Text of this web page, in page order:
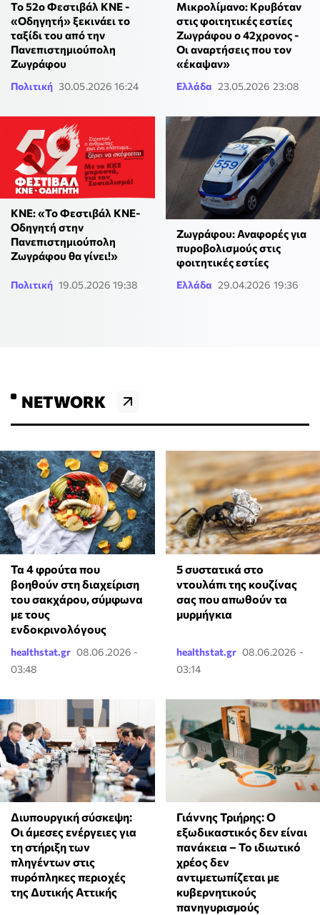
Το 52ο Φεστιβάλ ΚΝΕ -
«Οδηγητή» ξεκινάει το
ταξίδι του από την
Πανεπιστημιούπολη
Ζωγράφου
Πολιτική 30.05.2026 16:24
Μικρολίμανο: Κρυβόταν
στις φοιτητικές εστίες
Ζωγράφου ο 42χρονος -
Οι αναρτήσεις που τον
«έκαψαν»
Ελλάδα 23.05.2026 23:08
ΚΝΕ: «Το Φεστιβάλ ΚΝΕ-
Οδηγητή στην
Πανεπιστημιούπολη
Ζωγράφου θα γίνει!»
Πολιτική 19.05.2026 19:38
Ζωγράφου: Αναφορές για
πυροβολισμούς στις
φοιτητικές εστίες
Ελλάδα 29.04.2026 19:36
NETWORK
Τα 4 φρούτα που
βοηθούν στη διαχείριση
του σακχάρου, σύμφωνα
με τους
ενδοκρινολόγους
healthstat.gr 08.06.2026 -
03:48
⁠5 συστατικά στο
ντουλάπι της κουζίνας
σας που απωθούν τα
μυρμήγκια
healthstat.gr 08.06.2026 -
03:14
Διυπουργική σύσκεψη:
Οι άμεσες ενέργειες για
τη στήριξη των
πληγέντων στις
πυρόπληκες περιοχές
της Δυτικής Αττικής
Γιάννης Τριήρης: Ο
εξωδικαστικός δεν είναι
πανάκεια – Το ιδιωτικό
χρέος δεν
αντιμετωπίζεται με
κυβερνητικούς
πανηγυρισμούς